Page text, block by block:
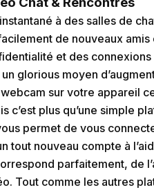
à des salles de
de nouveaux
et des
glorious moyen
sur votre appareil
c’est plus qu’une simple
permet de vous
tout nouveau compte à
parfaitement, de
Tout comme les autres